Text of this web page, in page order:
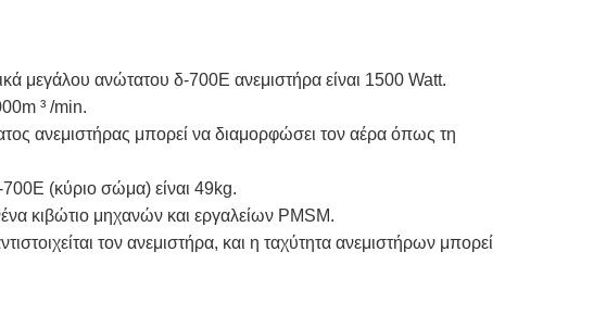
μεγάλου ανώτατου δ-700E ανεμιστήρα είναι 1500 Watt.
³ /min.
ανεμιστήρας μπορεί να διαμορφώσει τον αέρα όπως τη
(κύριο σώμα) είναι 49kg.
κιβώτιο μηχανών και εργαλείων PMSM.
τον ανεμιστήρα, και η ταχύτητα ανεμιστήρων μπορεί